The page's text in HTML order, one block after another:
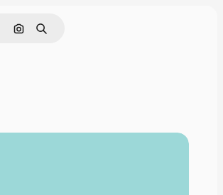
Поиск по изображению
Поиск